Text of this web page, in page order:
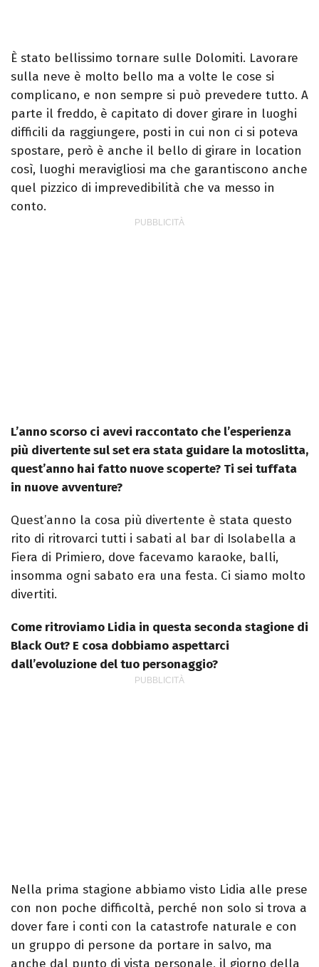
È stato bellissimo tornare sulle Dolomiti. Lavorare
sulla neve è molto bello ma a volte le cose si
complicano, e non sempre si può prevedere tutto. A
parte il freddo, è capitato di dover girare in luoghi
difficili da raggiungere, posti in cui non ci si poteva
spostare, però è anche il bello di girare in location
così, luoghi meravigliosi ma che garantiscono anche
quel pizzico di imprevedibilità che va messo in
conto.
L’anno scorso ci avevi raccontato che l’esperienza
più divertente sul set era stata guidare la motoslitta,
quest’anno hai fatto nuove scoperte? Ti sei tuffata
in nuove avventure?
Quest’anno la cosa più divertente è stata questo
rito di ritrovarci tutti i sabati al bar di Isolabella a
Fiera di Primiero, dove facevamo karaoke, balli,
insomma ogni sabato era una festa. Ci siamo molto
divertiti.
Come ritroviamo Lidia in questa seconda stagione di
Black Out? E cosa dobbiamo aspettarci
dall’evoluzione del tuo personaggio?
Nella prima stagione abbiamo visto Lidia alle prese
con non poche difficoltà, perché non solo si trova a
dover fare i conti con la catastrofe naturale e con
un gruppo di persone da portare in salvo, ma